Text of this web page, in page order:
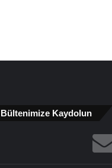
Bültenimize Kaydolun